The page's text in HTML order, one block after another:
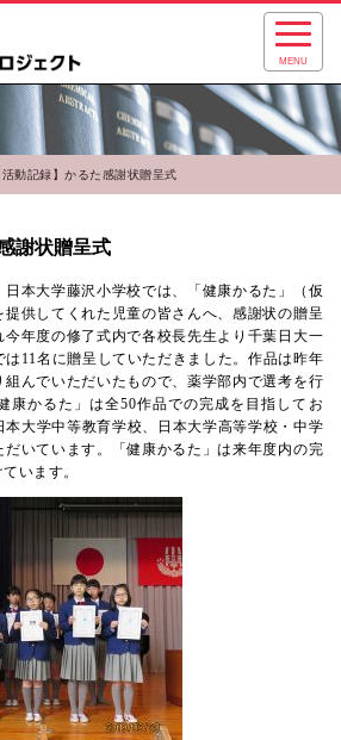
MENU
活動記録】かるた感謝状贈呈式
謝状贈呈式
本大学藤沢小学校では、「健康かるた」（仮
供してくれた児童の皆さんへ、感謝状の贈呈
年度の修了式内で各校長先生より千葉日大一
は 11 名に贈呈していただきました。作品は昨年
んでいただいたもので、薬学部内で選考を行
康かるた」は全50作品での完成を目指してお
本大学中等教育学校、日本大学高等学校・中学
いています。「健康かるた」は来年度内の完
います。